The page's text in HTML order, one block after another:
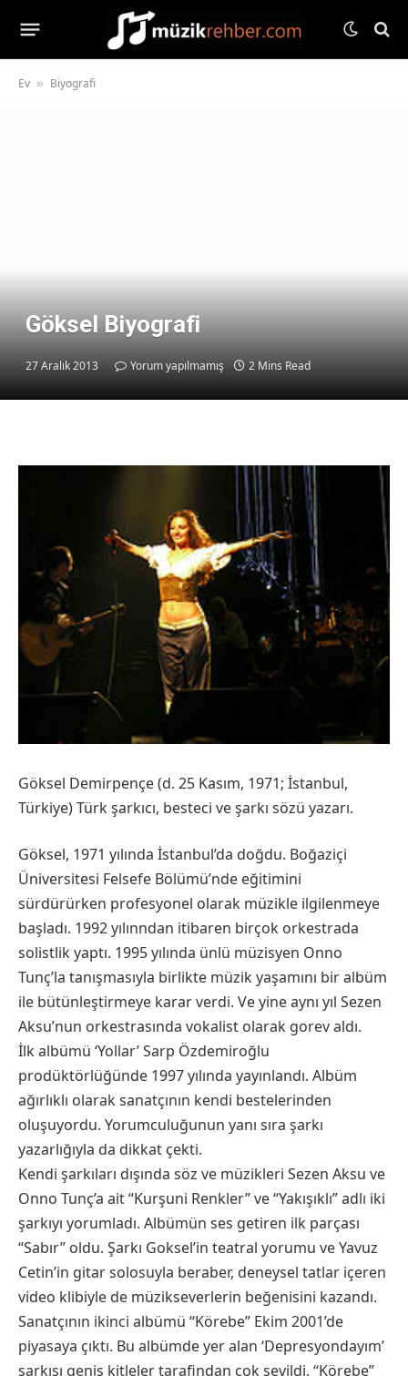
Ev » Biyografi
Göksel Biyografi
27 Aralık 2013 Yorum yapılmamış 2 Mins Read
Göksel Demirpençe (d. 25 Kasım, 1971; İstanbul,
Türkiye) Türk şarkıcı, besteci ve şarkı sözü yazarı.
Göksel, 1971 yılında İstanbul’da doğdu. Boğaziçi
Üniversitesi Felsefe Bölümü’nde eğitimini
sürdürürken profesyonel olarak müzikle ilgilenmeye
başladı. 1992 yılınndan itibaren birçok orkestrada
solistlik yaptı. 1995 yılında ünlü müzisyen Onno
Tunç’la tanışmasıyla birlikte müzik yaşamını bir albüm
ile bütünleştirmeye karar verdi. Ve yine aynı yıl Sezen
Aksu’nun orkestrasında vokalist olarak gorev aldı.
İlk albümü ‘Yollar’ Sarp Özdemiroğlu
prodüktörlüğünde 1997 yılında yayınlandı. Albüm
ağırlıklı olarak sanatçının kendi bestelerinden
oluşuyordu. Yorumculuğunun yanı sıra şarkı
yazarlığıyla da dikkat çekti.
Kendi şarkıları dışında söz ve müzikleri Sezen Aksu ve
Onno Tunç’a ait “Kurşuni Renkler” ve “Yakışıklı” adlı iki
şarkıyı yorumladı. Albümün ses getiren ilk parçası
“Sabır” oldu. Şarkı Goksel’in teatral yorumu ve Yavuz
Cetin’in gitar solosuyla beraber, deneysel tatlar içeren
video klibiyle de müzikseverlerin beğenisini kazandı.
Sanatçının ikinci albümü “Körebe” Ekim 2001’de
piyasaya çıktı. Bu albümde yer alan ‘Depresyondayım’
şarkısı geniş kitleler tarafindan çok sevildi. “Körebe”